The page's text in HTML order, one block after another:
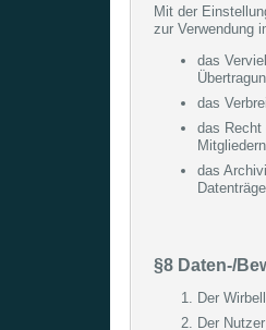
Mit der
zur Verwendung
das
das
das Recht
das
§8 Daten-/
Der
Der